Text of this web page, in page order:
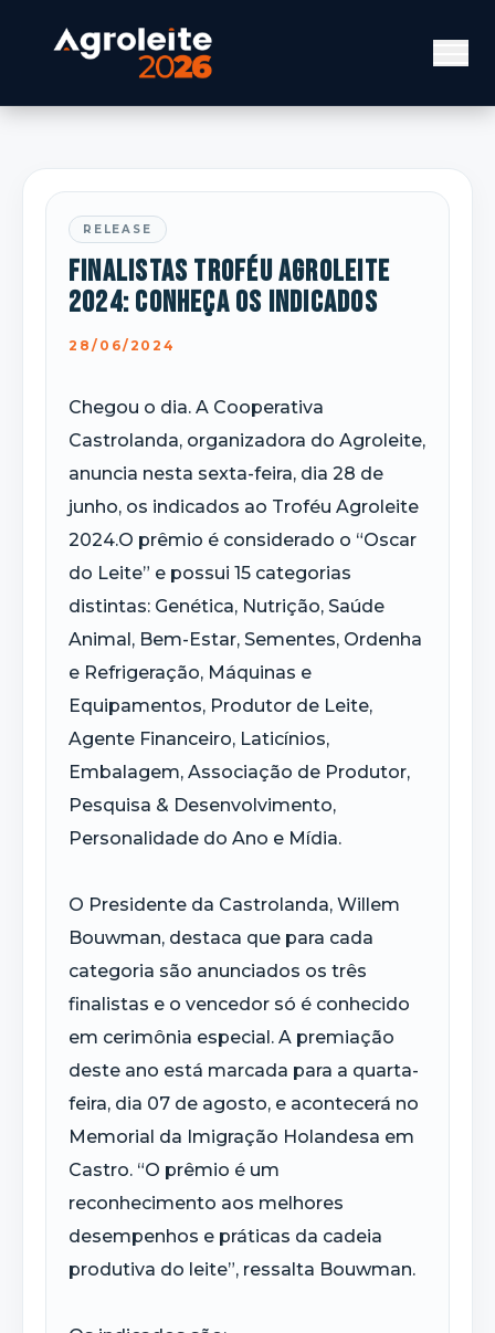
RELEASE
Finalistas Troféu Agroleite
2024: conheça os indicados
28/06/2024
Chegou o dia. A Cooperativa
Castrolanda, organizadora do Agroleite,
anuncia nesta sexta-feira, dia 28 de
junho, os indicados ao Troféu Agroleite
2024.O prêmio é considerado o “Oscar
do Leite” e possui 15 categorias
distintas: Genética, Nutrição, Saúde
Animal, Bem-Estar, Sementes, Ordenha
e Refrigeração, Máquinas e
Equipamentos, Produtor de Leite,
Agente Financeiro, Laticínios,
Embalagem, Associação de Produtor,
Pesquisa & Desenvolvimento,
Personalidade do Ano e Mídia.
O Presidente da Castrolanda, Willem
Bouwman, destaca que para cada
categoria são anunciados os três
finalistas e o vencedor só é conhecido
em cerimônia especial. A premiação
deste ano está marcada para a quarta-
feira, dia 07 de agosto, e acontecerá no
Memorial da Imigração Holandesa em
Castro. “O prêmio é um
reconhecimento aos melhores
desempenhos e práticas da cadeia
produtiva do leite”, ressalta Bouwman.